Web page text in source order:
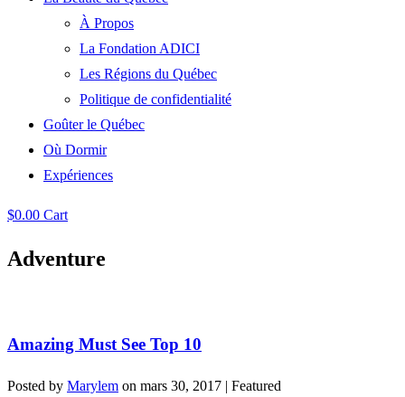
À Propos
La Fondation ADICI
Les Régions du Québec
Politique de confidentialité
Goûter le Québec
Où Dormir
Expériences
$0.00 Cart
Adventure
Amazing Must See Top 10
Posted by Marylem on mars 30, 2017 | Featured